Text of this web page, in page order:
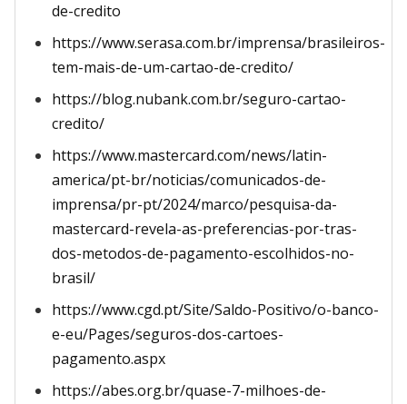
de-credito
https://www.serasa.com.br/imprensa/brasileiros-
tem-mais-de-um-cartao-de-credito/
https://blog.nubank.com.br/seguro-cartao-
credito/
https://www.mastercard.com/news/latin-
america/pt-br/noticias/comunicados-de-
imprensa/pr-pt/2024/marco/pesquisa-da-
mastercard-revela-as-preferencias-por-tras-
dos-metodos-de-pagamento-escolhidos-no-
brasil/
https://www.cgd.pt/Site/Saldo-Positivo/o-banco-
e-eu/Pages/seguros-dos-cartoes-
pagamento.aspx
https://abes.org.br/quase-7-milhoes-de-